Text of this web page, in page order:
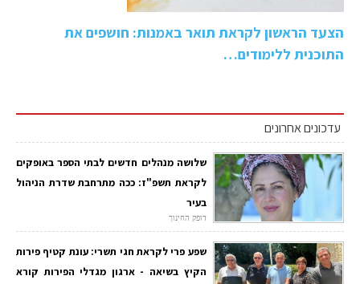
הצעד הראשון לקראת תואר באמנות: חושפים את
התוכנית ללימודים…
עדכונים אחרונים
שלושה מנהלים חדשים לבתי הספר באופקים
לקראת תשפ"ז: ככה מתרחבת שדרת הניהול
בעיר
דופק החינוך
שפע פרי לקראת חגי תשרי: עונת קטיף פירות
הקיץ בשיאה - ארגון מגדלי הפירות קורא